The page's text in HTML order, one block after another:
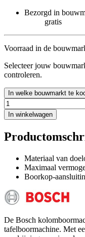
Bezorgd in
gratis
Voorraad in de
Selecteer jouw
controleren.
In welke bouwmarkt te
In winkelwagen
Materiaal van
Maximaal
Boorkop-
De Bosch
tafelboormachine. Met